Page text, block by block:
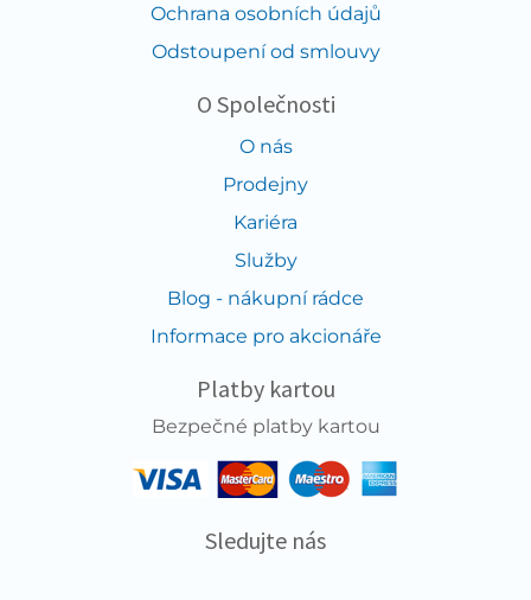
Ochrana osobních údajů
Odstoupení od smlouvy
O Společnosti
O nás
Prodejny
Kariéra
Služby
Blog - nákupní rádce
Informace pro akcionáře
Platby kartou
Bezpečné platby kartou
Sledujte nás